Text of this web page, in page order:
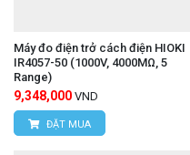
Máy đo điện trở cách điện HIOKI
IR4057-50 (1000V, 4000MΩ, 5
Range)
9,348,000 VND
ĐẶT MUA